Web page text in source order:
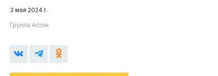
3 мая 2024 г.
Группа Астон